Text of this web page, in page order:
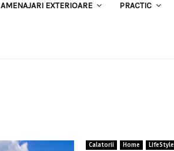
AMENAJARI EXTERIOARE PRACTIC
Calatorii Home LifeStyle